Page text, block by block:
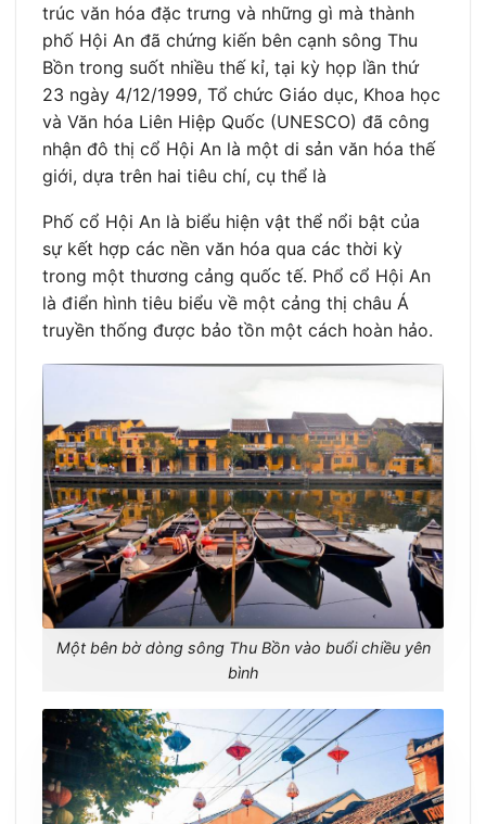
trúc văn hóa đặc trưng và những gì mà thành
phố Hội An đã chứng kiến bên cạnh sông Thu
Bồn trong suốt nhiều thế kỉ, tại kỳ họp lần thứ
23 ngày 4/12/1999, Tổ chức Giáo dục, Khoa học
và Văn hóa Liên Hiệp Quốc (UNESCO) đã công
nhận đô thị cổ Hội An là một di sản văn hóa thế
giới, dựa trên hai tiêu chí, cụ thể là
Phố cổ Hội An là biểu hiện vật thể nổi bật của
sự kết hợp các nền văn hóa qua các thời kỳ
trong một thương cảng quốc tế. Phổ cổ Hội An
là điển hình tiêu biểu về một cảng thị châu Á
truyền thống được bảo tồn một cách hoàn hảo.
Một bên bờ dòng sông Thu Bồn vào buổi chiều yên
bình